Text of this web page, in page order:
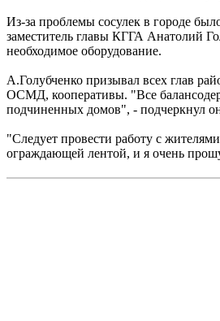
Из-за проблемы сосулек в городе
заместитель главы КГГА Анатолий
необходимое оборудование.
А.Голубченко призывал всех глав
ОСМД, кооперативы. "Все
подчиненных домов", - подчеркнул
"Следует провести работу с
ограждающей лентой, и я очень